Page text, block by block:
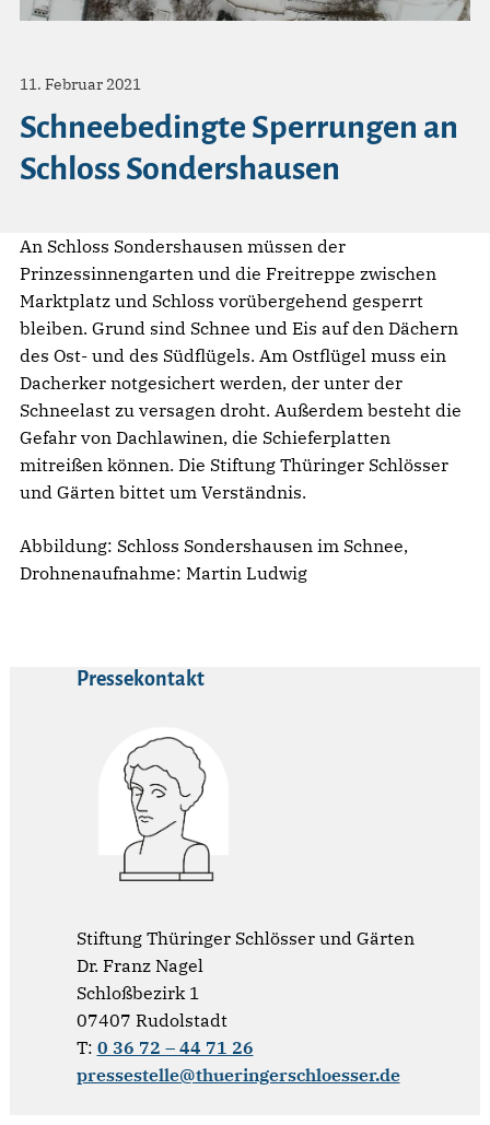
11. Februar 2021
Schneebedingte Sperrungen an
Schloss Sondershausen
An Schloss Sondershausen müssen der
Prinzessinnengarten und die Freitreppe zwischen
Marktplatz und Schloss vorübergehend gesperrt
bleiben. Grund sind Schnee und Eis auf den Dächern
des Ost- und des Südflügels. Am Ostflügel muss ein
Dacherker notgesichert werden, der unter der
Schneelast zu versagen droht. Außerdem besteht die
Gefahr von Dachlawinen, die Schieferplatten
mitreißen können. Die Stiftung Thüringer Schlösser
und Gärten bittet um Verständnis.
Abbildung: Schloss Sondershausen im Schnee,
Drohnenaufnahme: Martin Ludwig
Pressekontakt
Stiftung Thüringer Schlösser und Gärten
Dr. Franz Nagel
Schloßbezirk 1
07407 Rudolstadt
T: 0 36 72 – 44 71 26
pressestelle@thueringerschloesser.de